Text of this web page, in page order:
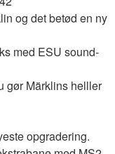
og det betød en ny
med ESU sound-
gør Märklins helller
opgradering.